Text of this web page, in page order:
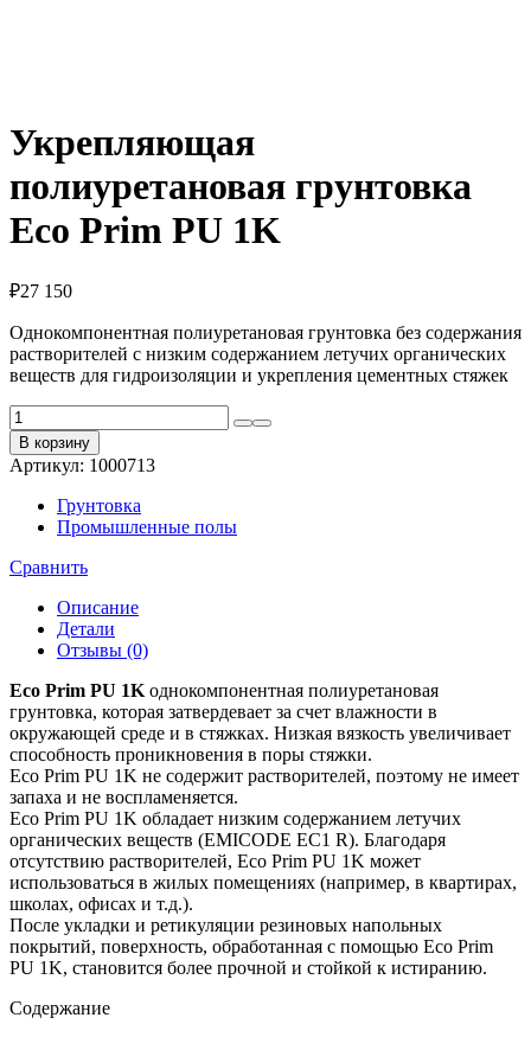
Укрепляющая
полиуретановая грунтовка
Eco Prim PU 1K
₽27 150
Однокомпонентная полиуретановая грунтовка без содержания
растворителей с низким содержанием летучих органических
веществ для гидроизоляции и укрепления цементных стяжек
Количество
товара
Укрепляющая
полиуретановая
грунтовка
PU
В корзину
Артикул: 1000713
Грунтовка
Промышленные полы
Сравнить
Описание
Детали
Отзывы (0)
Eco Prim PU 1K однокомпонентная полиуретановая
грунтовка, которая затвердевает за счет влажности в
окружающей среде и в стяжках. Низкая вязкость увеличивает
способность проникновения в поры стяжки.
Eco Prim PU 1K не содержит растворителей, поэтому не имеет
запаха и не воспламеняется.
Eco Prim PU 1K обладает низким содержанием летучих
органических веществ (EMICODE EC1 R). Благодаря
отсутствию растворителей, Eco Prim PU 1K может
использоваться в жилых помещениях (например, в квартирах,
школах, офисах и т.д.).
После укладки и ретикуляции резиновых напольных
покрытий, поверхность, обработанная с помощью Eco Prim
PU 1K, становится более прочной и стойкой к истиранию.
Содержание